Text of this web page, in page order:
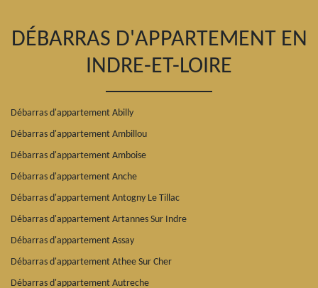
DÉBARRAS D'APPARTEMENT EN
INDRE-ET-LOIRE
Débarras d'appartement Abilly
Débarras d'appartement Ambillou
Débarras d'appartement Amboise
Débarras d'appartement Anche
Débarras d'appartement Antogny Le Tillac
Débarras d'appartement Artannes Sur Indre
Débarras d'appartement Assay
Débarras d'appartement Athee Sur Cher
Débarras d'appartement Autreche